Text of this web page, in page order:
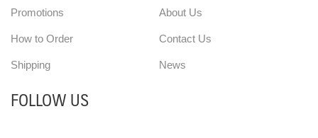
Promotions
How to Order
Shipping
About Us
Contact Us
News
FOLLOW US